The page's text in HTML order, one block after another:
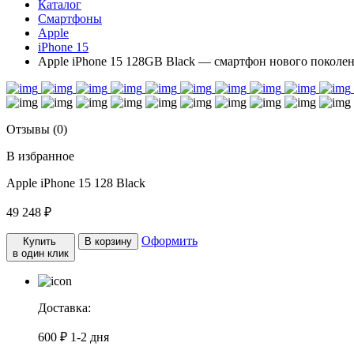
Каталог
Смартфоны
Apple
iPhone 15
Apple iPhone 15 128GB Black — смартфон нового
Отзывы (0)
В избранное
Apple iPhone 15 128 Black
49 248 ₽
Купить
в один клик
В корзину Оформить
Доставка:
600 ₽ 1-2 дня